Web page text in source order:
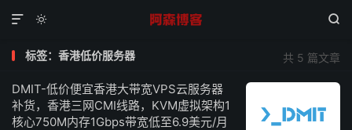
 

共 5 篇文章
标签：香港低价服务器
DMIT-低价便宜香港大带宽VPS云服务器
补货，香港三网CMI线路，KVM虚拟架构1
核心750M内存1Gbps带宽低至6.9美元/月